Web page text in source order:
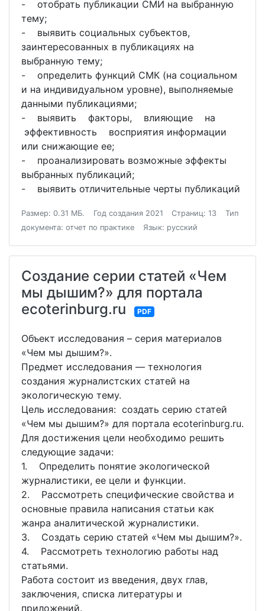
- отобрать публикации СМИ на выбранную
тему;
- выявить социальных субъектов,
заинтересованных в публикациях на
выбранную тему;
- определить функций СМК (на социальном
и на индивидуальном уровне), выполняемые
данными публикациями;
- выявить факторы, влияющие на
эффективность восприятия информации
или снижающие ее;
- проанализировать возможные эффекты
выбранных публикаций;
- выявить отличительные черты публикаций
Размер: 0.31 МБ. Год создания 2021 Страниц: 13
Тип
документа: отчет по практике
Язык: русский
Создание серии статей «Чем
мы дышим?» для портала
ecoterinburg.ru
PDF
Объект исследования – серия материалов
«Чем мы дышим?».
Предмет исследования — технология
создания журналистских статей на
экологическую тему.
Цель исследования: создать серию статей
«Чем мы дышим?» для портала ecoterinburg.ru.
Для достижения цели необходимо решить
следующие задачи:
1. Определить понятие экологической
журналистики, ее цели и функции.
2. Рассмотреть специфические свойства и
основные правила написания статьи как
жанра аналитической журналистики.
3. Создать серию статей «Чем мы дышим?».
4. Рассмотреть технологию работы над
статьями.
Работа состоит из введения, двух глав,
заключения, списка литературы и
приложений.